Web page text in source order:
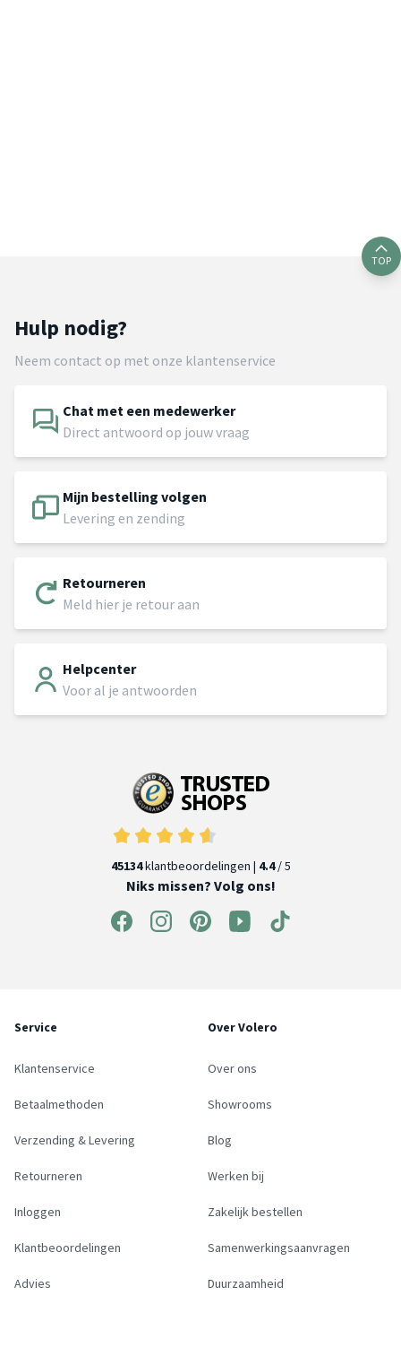
TOP
Hulp nodig?
Neem contact op met onze klantenservice
Chat met een medewerker
Direct antwoord op jouw vraag
Mijn bestelling volgen
Levering en zending
Retourneren
Meld hier je retour aan
Helpcenter
Voor al je antwoorden
45134klantbeoordelingen | 4.4/ 5
Niks missen? Volg ons!
Service
Klantenservice
Betaalmethoden
Verzending & Levering
Retourneren
Inloggen
Klantbeoordelingen
Advies
Over Volero
Over ons
Showrooms
Blog
Werken bij
Zakelijk bestellen
Samenwerkingsaanvragen
Duurzaamheid